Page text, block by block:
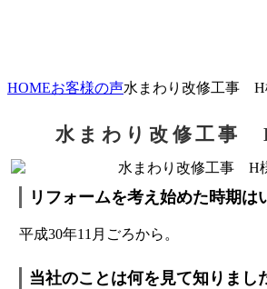
HOMEお客様の声水まわり改修工事 H
水まわり改修工事
リフォームを考え始めた時期は
平成30年11月ごろから。
当社のことは何を見て知りまし